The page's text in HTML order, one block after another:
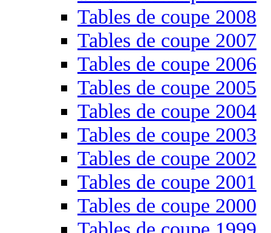
Tables de coupe 2008
Tables de coupe 2007
Tables de coupe 2006
Tables de coupe 2005
Tables de coupe 2004
Tables de coupe 2003
Tables de coupe 2002
Tables de coupe 2001
Tables de coupe 2000